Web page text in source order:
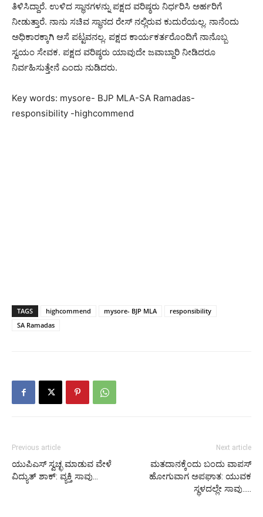
ತಿಳಿಸಿದ್ದಾರೆ. ಉಳಿದ ಸ್ಥಾನಗಳನ್ನು ಪಕ್ಷದ ವರಿಷ್ಠರು ನಿರ್ಧರಿಸಿ ಅರ್ಹರಿಗೆ
ನೀಡುತ್ತಾರೆ. ನಾನು ಸಚಿವ ಸ್ಥಾನದ ರೇಸ್ ನಲ್ಲಿರುವ ಕುದುರೆಯಲ್ಲ. ನಾನೆಂದು
ಅಧಿಕಾರಕ್ಕಾಗಿ ಆಸೆ ಪಟ್ಟವನಲ್ಲ. ಪಕ್ಷದ ಕಾರ್ಯಕರ್ತರೊಂದಿಗೆ ನಾನೊಬ್ಬ
ಸ್ವಯಂ ಸೇವಕ. ಪಕ್ಷದ ವರಿಷ್ಠರು ಯಾವುದೇ ಜವಾಬ್ದಾರಿ ನೀಡಿದರೂ
ನಿರ್ವಹಿಸುತ್ತೇನೆ ಎಂದು ನುಡಿದರು.
Key words: mysore- BJP MLA-SA Ramadas-
responsibility -highcommend
TAGS highcommend mysore- BJP MLA
responsibility
SA Ramadas
Previous article
ಯುಪಿಎಸ್ ಸ್ವಚ್ಛ ಮಾಡುವ ವೇಳೆ
ವಿದ್ಯುತ್ ಶಾಕ್: ವ್ಯಕ್ತಿ ಸಾವು…
Next article
ಮತದಾನಕ್ಕೆಂದು ಬಂದು ವಾಪಸ್
ಹೋಗುವಾಗ ಅಪಘಾತ: ಯುವಕ
ಸ್ಥಳದಲ್ಲೇ ಸಾವು…..